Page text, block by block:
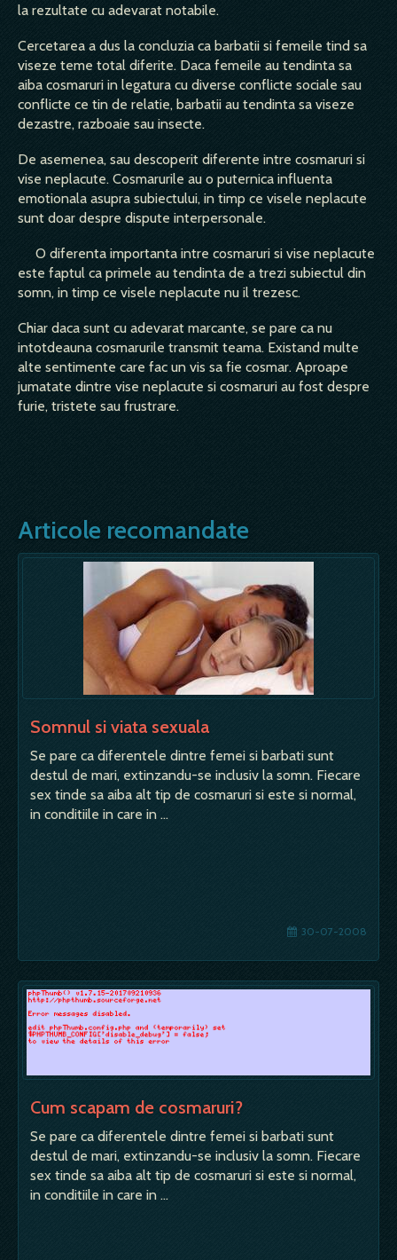
la rezultate cu adevarat notabile.
Cercetarea a dus la concluzia ca barbatii si femeile tind sa
viseze teme total diferite. Daca femeile au tendinta sa
aiba cosmaruri in legatura cu diverse conflicte sociale sau
conflicte ce tin de relatie, barbatii au tendinta sa viseze
dezastre, razboaie sau insecte.
De asemenea, s­au descoperit diferente intre cosmaruri si
vise neplacute. Cosmarurile au o puternica influenta
emotionala asupra subiectului, in timp ce visele neplacute
sunt doar despre dispute interpersonale.
O diferenta importanta intre cosmaruri si vise neplacute
este faptul ca primele au tendinta de a trezi subiectul din
somn, in timp ce visele neplacute nu il trezesc.
Chiar daca sunt cu adevarat marcante, se pare ca nu
intotdeauna cosmarurile transmit teama. Existand multe
alte sentimente care fac un vis sa fie cosmar. Aproape
jumatate dintre vise neplacute si cosmaruri au fost despre
furie, tristete sau frustrare.
Articole recomandate
Somnul si viata sexuala
Se pare ca diferentele dintre femei si barbati sunt
destul de mari, extinzandu-se inclusiv la somn. Fiecare
sex tinde sa aiba alt tip de cosmaruri si este si normal,
in conditiile in care in …
30-07-2008
Cum scapam de cosmaruri?
Se pare ca diferentele dintre femei si barbati sunt
destul de mari, extinzandu-se inclusiv la somn. Fiecare
sex tinde sa aiba alt tip de cosmaruri si este si normal,
in conditiile in care in …